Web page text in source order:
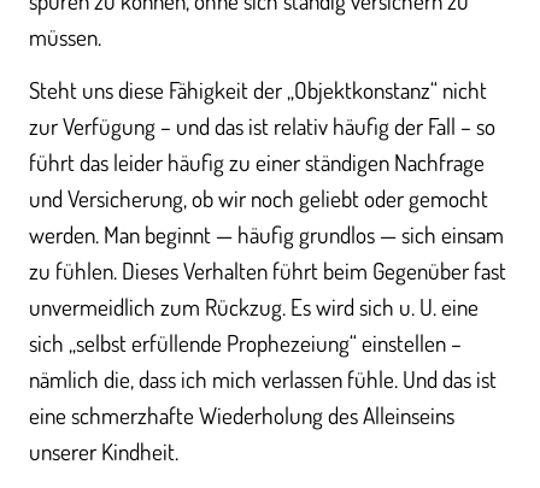
müssen.
Steht uns diese Fähigkeit der „Objektkonstanz“ nicht
zur Verfügung – und das ist relativ häufig der Fall – so
führt das leider häufig zu einer ständigen Nachfrage
und Versicherung, ob wir noch geliebt oder gemocht
werden. Man beginnt — häufig grundlos — sich einsam
zu fühlen. Dieses Verhalten führt beim Gegenüber fast
unvermeidlich zum Rückzug. Es wird sich u. U. eine
sich „selbst erfüllende Prophezeiung“ einstellen –
nämlich die, dass ich mich verlassen fühle. Und das ist
eine schmerzhafte Wiederholung des Alleinseins
unserer Kindheit.